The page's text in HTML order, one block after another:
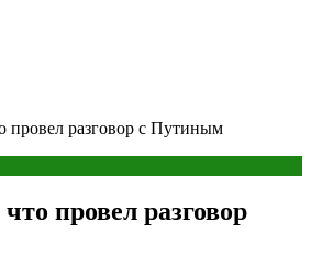
провел разговор с Путиным
провел разговор